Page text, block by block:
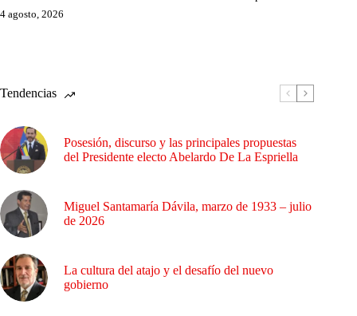
4 agosto, 2026
Tendencias
Posesión, discurso y las principales propuestas
del Presidente electo Abelardo De La Espriella
Miguel Santamaría Dávila, marzo de 1933 – julio
de 2026
La cultura del atajo y el desafío del nuevo
gobierno